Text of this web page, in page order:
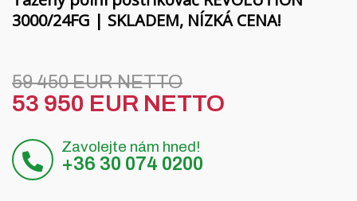
Magyar
Română
3000/24FG | SKLADEM, NÍZKÁ CENA!
59 450 EUR NETTO
53 950 EUR NETTO
Zavolejte nám hned!
+36 30 074 0200